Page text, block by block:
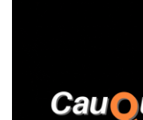
trabajadores, el edil
confrontación, la habría